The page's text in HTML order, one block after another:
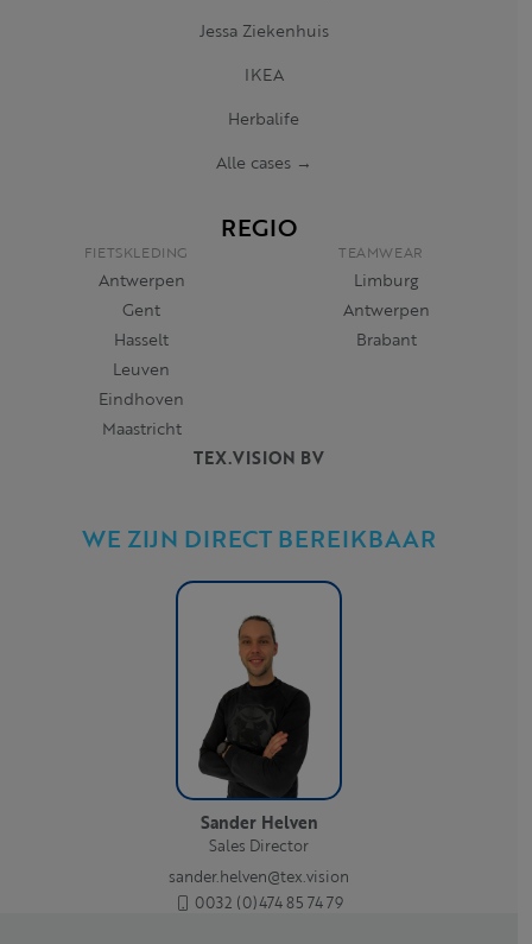
TEX.VISION BV
WE ZIJN DIRECT BEREIKBAAR
Sander Helven
Sales Director
sander.helven@tex.vision
0032 (0)474 85 74 79
Jessa Ziekenhuis
IKEA
Herbalife
Alle cases →
REGIO
FIETSKLEDING
Antwerpen
Gent
Hasselt
Leuven
Eindhoven
Maastricht
TEAMWEAR
Limburg
Antwerpen
Brabant